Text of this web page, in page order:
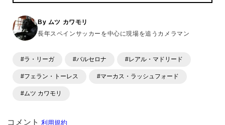
By ムツ カワモリ
長年スペインサッカーを中心に現場を追うカメラマン
#ラ・リーガ #バルセロナ #レアル・マドリード
#フェラン・トーレス #マーカス・ラッシュフォード
#ムツ カワモリ